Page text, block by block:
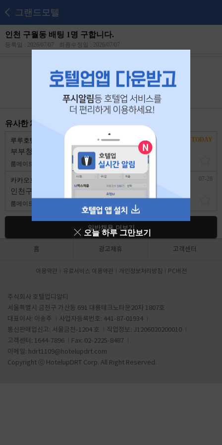
그랜드모텔
인천 구월동 배팅 1명 구합니다.
등록일 : 2026/07/07 최종수정일 : 2026/07/07
본 공고는2026년 07월 26일 에 마감되었습니다.
유사한 채용 리스트
루루호텔
부부청소팀 구합니다
룸메이드 1년 이상
TODAY
카카오호텔 인천 남동구
인천구월동 카카오호텔에서 청소팀모집합니다
룸메이드
07-28
일반채용 더보기
오늘 하루 그만보기
홈 광고제휴 고객센터
이용약관 유료서비스 이용약관 개인정보처리방침 PC버전
주식회사 호텔업디알티
서울특별시 금천구 가산동 691 대륭테크노타운20차 1807호
대표이사: 이송주
사업자등록번호: 441-87-01934
통신판매업신고: 서울금천-1204 호
직업정보: J1206020200010
고객센터: 1644-7896
Fax: 02-2225-8487
이메일: hdrt1109@hotelupdrt.com
Copyright ⓒ HotelupDRT Corp. All Right Reserved.